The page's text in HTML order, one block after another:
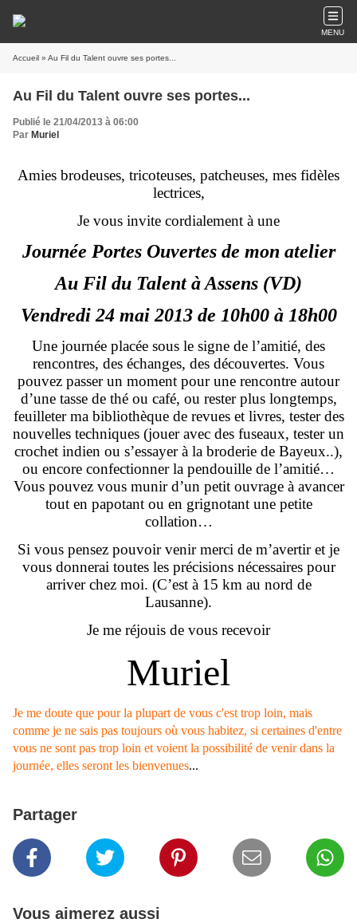
MENU
Accueil » Au Fil du Talent ouvre ses portes...
Au Fil du Talent ouvre ses portes...
Publié le 21/04/2013 à 06:00
Par Muriel
Amies brodeuses, tricoteuses, patcheuses, mes fidèles
lectrices,
Je vous invite cordialement à une
Journée Portes Ouvertes de mon atelier
Au Fil du Talent à Assens (VD)
Vendredi 24 mai 2013 de 10h00 à 18h00
Une journée placée sous le signe de l’amitié, des
rencontres, des échanges, des découvertes. Vous
pouvez passer un moment pour une rencontre autour
d’une tasse de thé ou café, ou rester plus longtemps,
feuilleter ma bibliothèque de revues et livres, tester des
nouvelles techniques (jouer avec des fuseaux, tester un
crochet indien ou s’essayer à la broderie de Bayeux..),
ou encore confectionner la pendouille de l’amitié…
Vous pouvez vous munir d’un petit ouvrage à avancer
tout en papotant ou en grignotant une petite
collation…
Si vous pensez pouvoir venir merci de m’avertir et je
vous donnerai toutes les précisions nécessaires pour
arriver chez moi. (C’est à 15 km au nord de
Lausanne).
Je me réjouis de vous recevoir
Muriel
Je me doute que pour la plupart de vous c'est trop loin, mais
comme je ne sais pas toujours où vous habitez, si certaines d'entre
vous ne sont pas trop loin et voient la possibilité de venir dans la
journée, elles seront les bienvenues...
Partager
Vous aimerez aussi